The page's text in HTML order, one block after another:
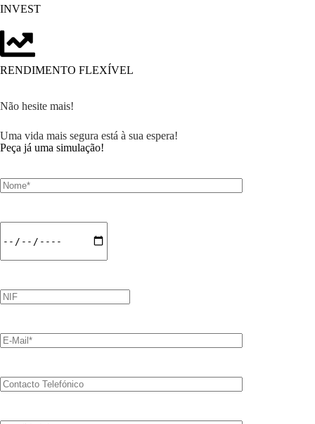
INVEST
RENDIMENTO FLEXÍVEL
Não hesite mais!
Uma vida mais segura está à sua espera!
Peça já uma simulação!